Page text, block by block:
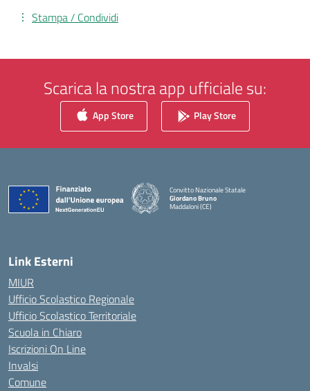
Stampa / Condividi
Scarica la nostra app ufficiale su:
App Store Play Store
Convitto Nazionale Statale
Giordano Bruno
Maddaloni (CE)
Link Esterni
MIUR
Ufficio Scolastico Regionale
Ufficio Scolastico Territoriale
Scuola in Chiaro
Iscrizioni On Line
Invalsi
Comune